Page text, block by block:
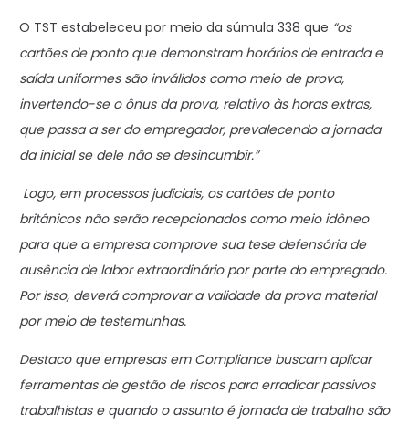
O TST estabeleceu por meio da súmula 338 que “os
cartões de ponto que demonstram horários de entrada e
saída uniformes são inválidos como meio de prova,
invertendo-se o ônus da prova, relativo às horas extras,
que passa a ser do empregador, prevalecendo a jornada
da inicial se dele não se desincumbir.”
Logo, em processos judiciais, os cartões de ponto
britânicos não serão recepcionados como meio idôneo
para que a empresa comprove sua tese defensória de
ausência de labor extraordinário por parte do empregado.
Por isso, deverá comprovar a validade da prova material
por meio de testemunhas.
Destaco que empresas em Compliance buscam aplicar
ferramentas de gestão de riscos para erradicar passivos
trabalhistas e quando o assunto é jornada de trabalho são